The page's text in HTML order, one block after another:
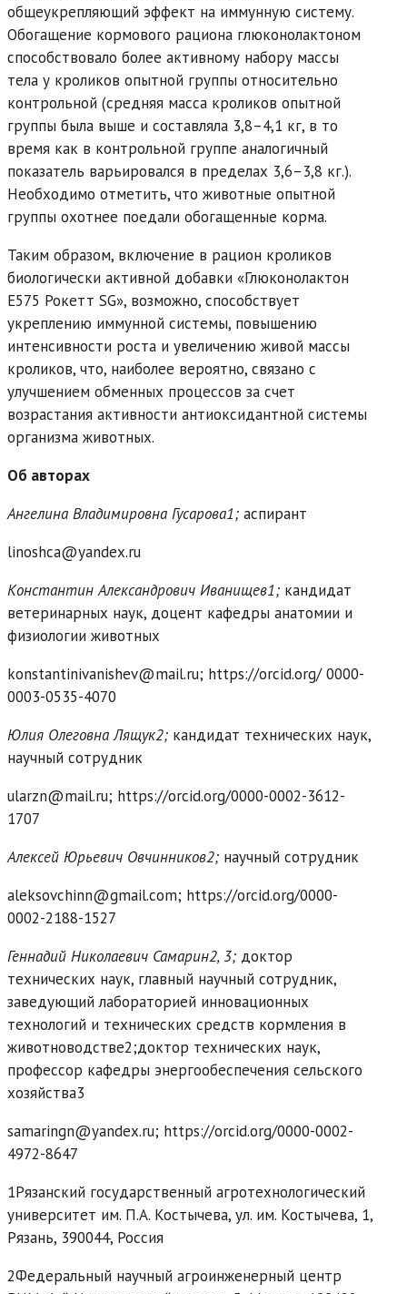
общеукрепляющий эффект на иммунную систему.
Обогащение кормового рациона глюконолактоном
способствовало более активному набору массы
тела у кроликов опытной группы относительно
контрольной (средняя масса кроликов опытной
группы была выше и составляла 3,8–4,1 кг, в то
время как в контрольной группе аналогичный
показатель варьировался в пределах 3,6–3,8 кг.).
Необходимо отметить, что животные опытной
группы охотнее поедали обогащенные корма.
Таким образом, включение в рацион кроликов
биологически активной добавки «Глюконолактон
Е575 Рокетт SG», возможно, способствует
укреплению иммунной системы, повышению
интенсивности роста и увеличению живой массы
кроликов, что, наиболее вероятно, связано с
улучшением обменных процессов за счет
возрастания активности антиоксидантной системы
организма животных.
Об авторах
Ангелина Владимировна Гусарова1; аспирант
linoshca@yandex.ru
Константин Александрович Иванищев1; кандидат
ветеринарных наук, доцент кафедры анатомии и
физиологии животных
konstantinivanishev@mail.ru; https://orcid.org/ 0000-
0003-0535-4070
Юлия Олеговна Лящук2; кандидат технических наук,
научный сотрудник
ularzn@mail.ru; https://orcid.org/0000-0002-3612-
1707
Алексей Юрьевич Овчинников2; научный сотрудник
aleksovchinn@gmail.com; https://orcid.org/0000-
0002-2188-1527
Геннадий Николаевич Самарин2, 3; доктор
технических наук, главный научный сотрудник,
заведующий лабораторией инновационных
технологий и технических средств кормления в
животноводстве2;доктор технических наук,
профессор кафедры энергообеспечения сельского
хозяйства3
samaringn@yandex.ru; https://orcid.org/0000-0002-
4972-8647
1Рязанский государственный агротехнологический
университет им. П.А. Костычева, ул. им. Костычева, 1,
Рязань, 390044, Россия
2Федеральный научный агроинженерный центр